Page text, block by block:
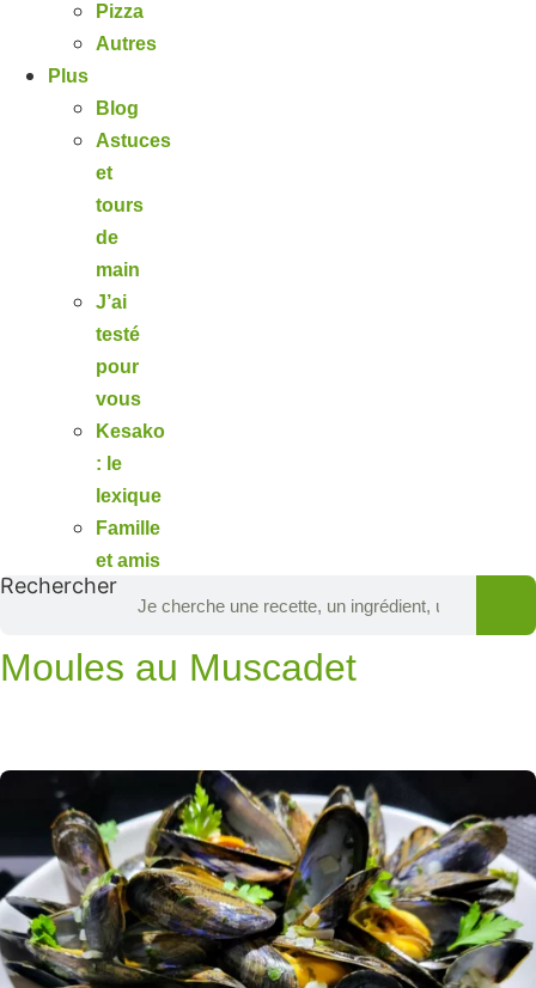
Pizza
Autres
Plus
Blog
Astuces
et
tours
de
main
J’ai
testé
pour
vous
Kesako
: le
lexique
Famille
et amis
Rechercher
Moules au Muscadet